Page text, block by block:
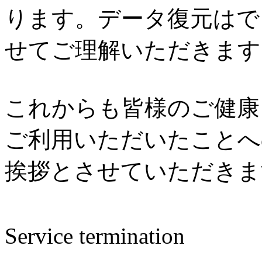
ります。データ復元は
せてご理解いただきま
これからも皆様のご健
ご利用いただいたこと
挨拶とさせていただき
Service termination